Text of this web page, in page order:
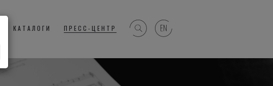
КАТАЛОГИ ПРЕСС-ЦЕНТР